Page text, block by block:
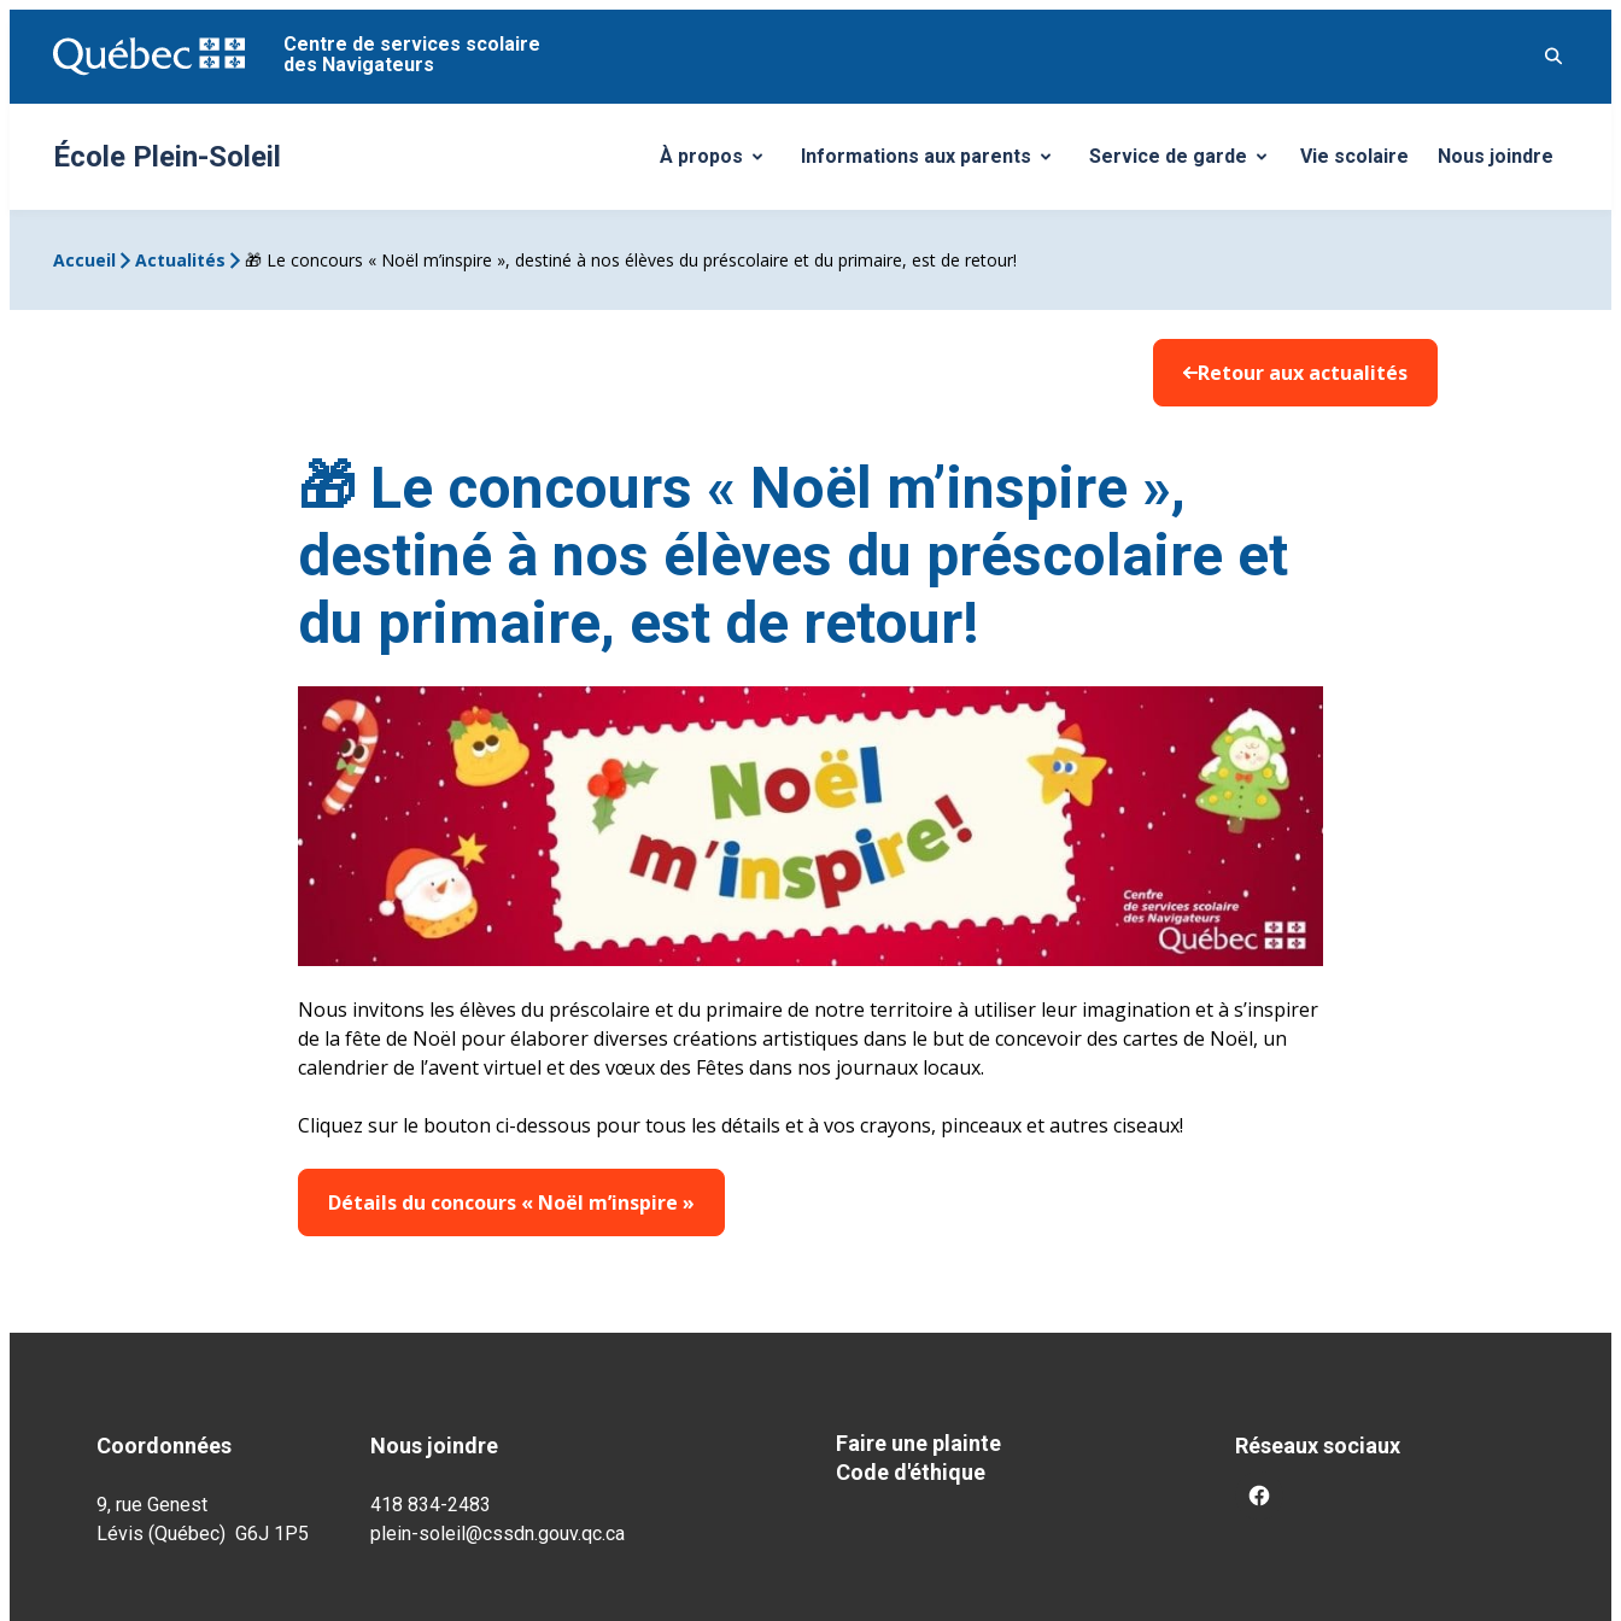
contenu
Centre de services scolaire
des Navigateurs
École Plein-Soleil À propos
Ouvrir/Fermer le sous-menuInformations aux parents
Ouvrir/Fermer le sous-menu Service de garde
Ouvrir/Fermer le sous-menuVie scolaire Nous joindre
Accueil Actualités 🎁 Le concours « Noël m’inspire », destiné à nos élèves du préscolaire et du primaire, est de retour!
Retour aux actualités
🎁 Le concours « Noël m’inspire »,
destiné à nos élèves du préscolaire et
du primaire, est de retour!
Nous invitons les élèves du préscolaire et du primaire de notre territoire à utiliser leur imagination et à s’inspirer
de la fête de Noël pour élaborer diverses créations artistiques dans le but de concevoir des cartes de Noël, un
calendrier de l’avent virtuel et des vœux des Fêtes dans nos journaux locaux.
Cliquez sur le bouton ci-dessous pour tous les détails et à vos crayons, pinceaux et autres ciseaux!
Détails du concours « Noël m’inspire »
Coordonnées
9, rue Genest
Lévis (Québec) G6J 1P5
Nous joindre
418 834-2483
plein-soleil@cssdn.gouv.qc.ca
Faire une plainte
Code d'éthique
Réseaux sociaux
facebook